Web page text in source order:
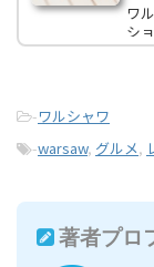
ワ
シ
別
-ワルシャワ
-warsaw, グルメ,
著者プロ